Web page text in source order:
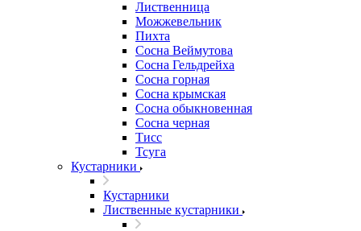
Лиственница
Можжевельник
Пихта
Сосна Веймутова
Сосна Гельдрейха
Сосна горная
Сосна крымская
Сосна обыкновенная
Сосна черная
Тисс
Тсуга
Кустарники
Кустарники
Лиственные кустарники